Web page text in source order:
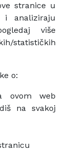
stranice u
i analiziraju
više
statističkih
o:
ovom web
na svakoj